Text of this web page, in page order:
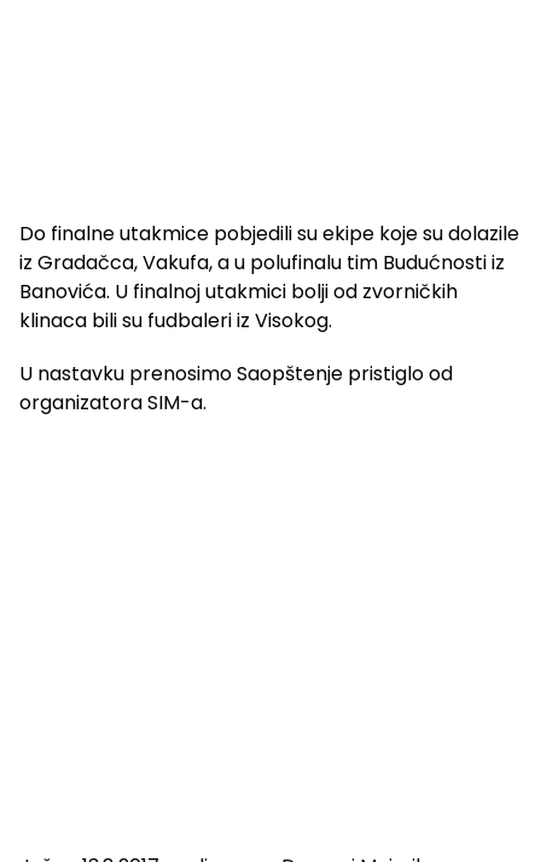
Do finalne utakmice pobjedili su ekipe koje su dolazile
iz Gradačca, Vakufa, a u polufinalu tim Budućnosti iz
Banovića. U finalnoj utakmici bolji od zvorničkih
klinaca bili su fudbaleri iz Visokog.
U nastavku prenosimo Saopštenje pristiglo od
organizatora SIM-a.